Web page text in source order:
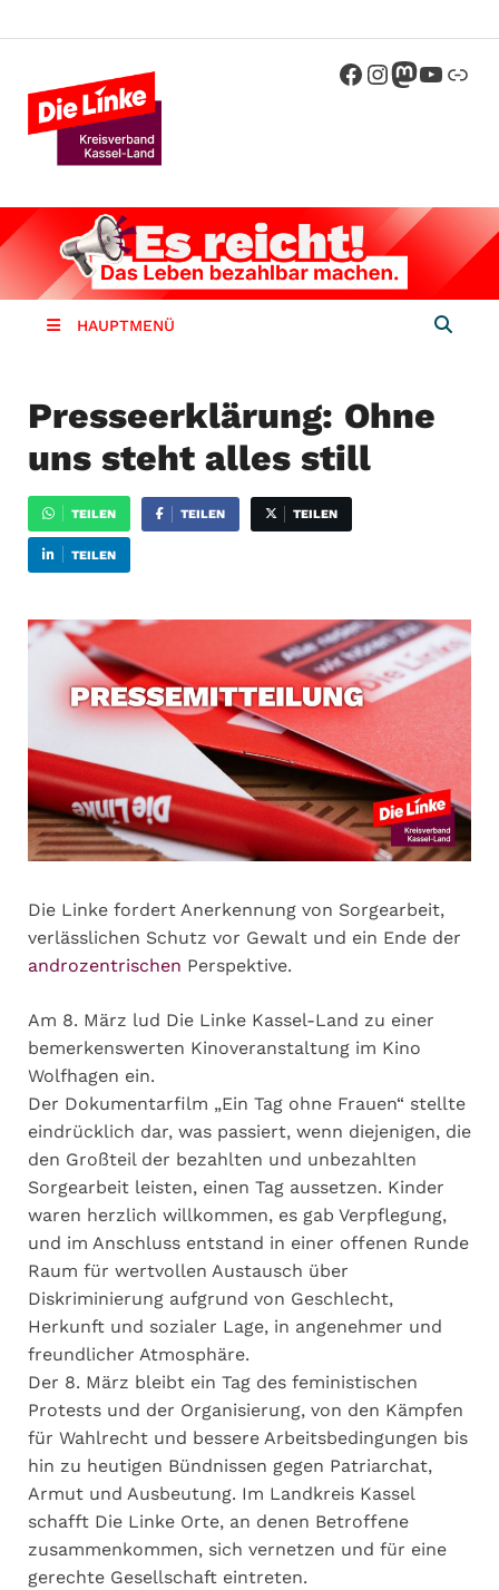
Land
HAUPTMENÜ
Presseerklärung: Ohne
uns steht alles still
TEILEN TEILEN TEILEN
TEILEN
Die Linke fordert Anerkennung von Sorgearbeit,
verlässlichen Schutz vor Gewalt und ein Ende der
androzentrischen Perspektive.
Am 8. März lud Die Linke Kassel-Land zu einer
bemerkenswerten Kinoveranstaltung im Kino
Wolfhagen ein.
Der Dokumentarfilm „Ein Tag ohne Frauen“ stellte
eindrücklich dar, was passiert, wenn diejenigen, die
den Großteil der bezahlten und unbezahlten
Sorgearbeit leisten, einen Tag aussetzen. Kinder
waren herzlich willkommen, es gab Verpflegung,
und im Anschluss entstand in einer offenen Runde
Raum für wertvollen Austausch über
Diskriminierung aufgrund von Geschlecht,
Herkunft und sozialer Lage, in angenehmer und
freundlicher Atmosphäre.
Der 8. März bleibt ein Tag des feministischen
Protests und der Organisierung, von den Kämpfen
für Wahlrecht und bessere Arbeitsbedingungen bis
hin zu heutigen Bündnissen gegen Patriarchat,
Armut und Ausbeutung. Im Landkreis Kassel
schafft Die Linke Orte, an denen Betroffene
zusammenkommen, sich vernetzen und für eine
gerechte Gesellschaft eintreten.